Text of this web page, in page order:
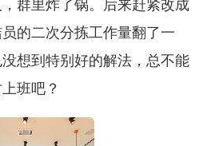
群里炸了锅。后来赶紧改成
的二次分拣工作量翻了一
想到特别好的解法，总不能
班吧？